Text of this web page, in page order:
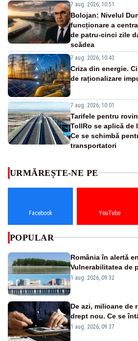
7 aug. 2026, 10:51
Bolojan: Nivelul
funcționare a
de patru-cinci zile
scădea
7 aug. 2026, 10:43
Criza din energie.
de raționalizare
7 aug. 2026, 10:01
Tarifele pentru
TollRo se aplică de
Ce se schimbă
transportatori
URMĂREȘTE-NE PE
Facebook YouTube
POPULAR
România în alertă
Vulnerabilitatea de
în pericol Centrala
1 aug. 2026, 09:32
De azi, milioane de
drept nou. Ce se
un produs
1 aug. 2026, 09:37